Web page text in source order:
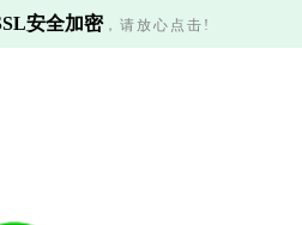
安全加密，请放心点击!